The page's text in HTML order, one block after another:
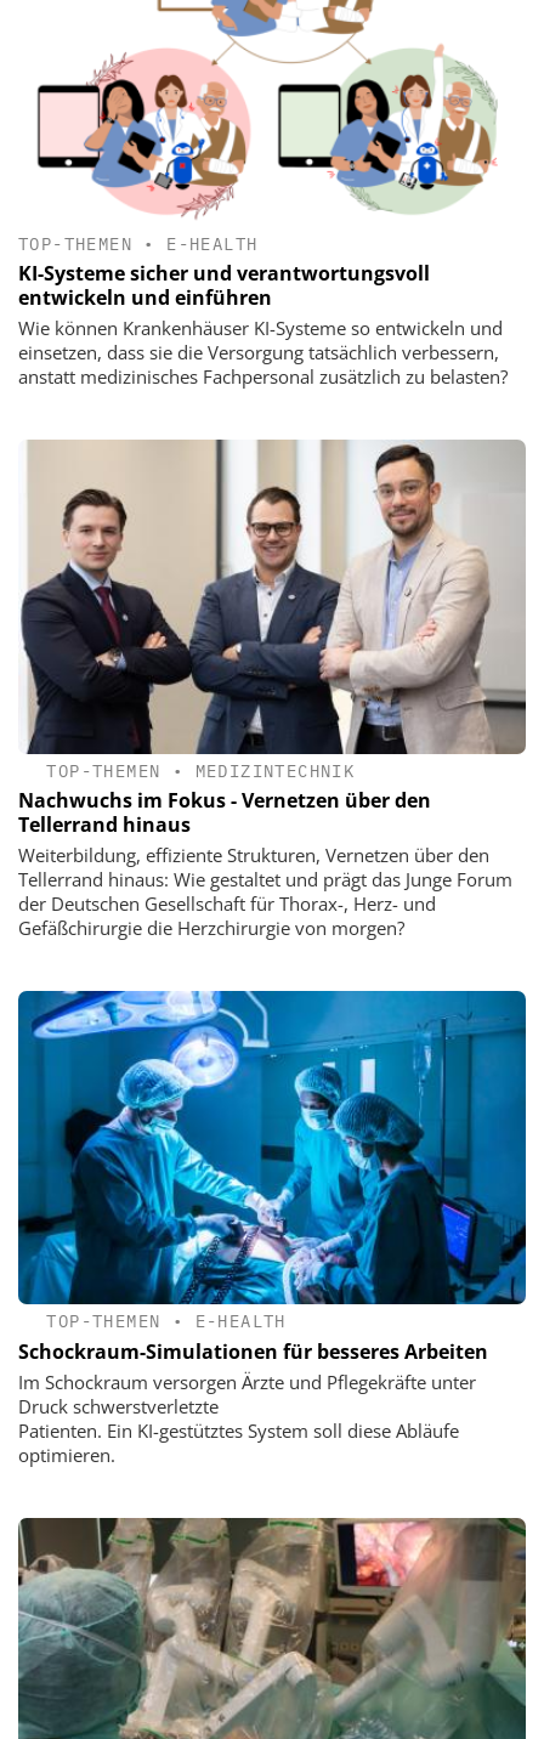
TOP-THEMEN • E-HEALTH
KI-Systeme sicher und verantwortungsvoll
entwickeln und einführen
Wie können Krankenhäuser KI-Systeme so entwickeln und
einsetzen, dass sie die Versorgung tatsächlich verbessern,
anstatt medizinisches Fachpersonal zusätzlich zu belasten?
TOP-THEMEN • MEDIZINTECHNIK
Nachwuchs im Fokus - Vernetzen über den
Tellerrand hinaus
Weiterbildung, effiziente Strukturen, Vernetzen über den
Tellerrand hinaus: Wie gestaltet und prägt das Junge Forum
der Deutschen Gesellschaft für Thorax-, Herz- und
Gefäßchirurgie die Herzchirurgie von morgen?
TOP-THEMEN • E-HEALTH
Schockraum-Simulationen für besseres Arbeiten
Im Schockraum versorgen Ärzte und Pflegekräfte unter
Druck schwerstverletzte
Patienten. Ein KI-gestütztes System soll diese Abläufe
optimieren.